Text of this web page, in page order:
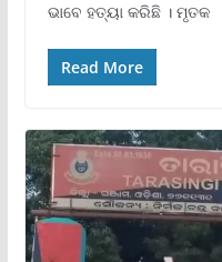
ଭାବେ ହତ୍ୟା କରିଛି । ମୃତକ
Read More